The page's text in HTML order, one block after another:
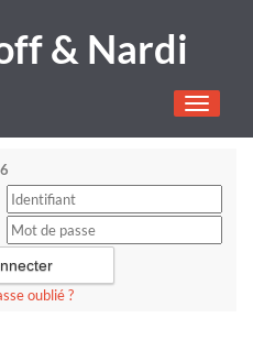
& Nardi
Toggle
oublié ?